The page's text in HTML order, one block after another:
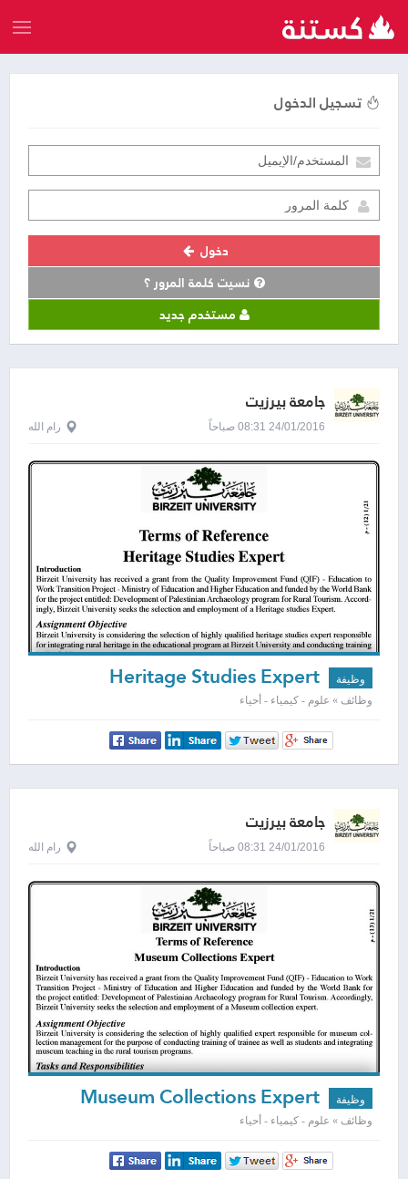
تسجيل الدخول
دخول
نسيت كلمة المرور ؟
مستخدم جديد
جامعة بيرزيت
24/01/2016 08:31 صباحاً رام الله
وظيفة
وظائف » علوم - كيمياء - أحياء
جامعة بيرزيت
24/01/2016 08:31 صباحاً رام الله
وظيفة
وظائف » علوم - كيمياء - أحياء